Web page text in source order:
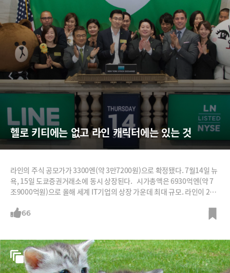
헬로 키티에는 없고 라인 캐릭터에는 있는 것
라인의 주식 공모가가 3300엔(약 3만7200원)으로 확정됐다. 7월14일 뉴
욕, 15일 도쿄증권거래소에 동시 상장된다. 시가총액은 6930억엔(약 7
조9000억원)으로 올해 세계 IT기업의 상장 가운데 최대 규모. 라인이 201
유난히 높아 '갈라파고스'라고 불리는 일본에서 라인은 어떻게 성공할 수
66